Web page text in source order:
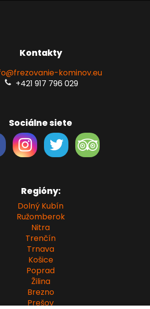
Kontakty
kominov.eu
+421 917 796 029
Sociálne siete
Regióny:
Dolný Kubín
Ružomberok
Nitra
Trenčín
Trnava
Košice
Poprad
Žilina
Brezno
Prešov